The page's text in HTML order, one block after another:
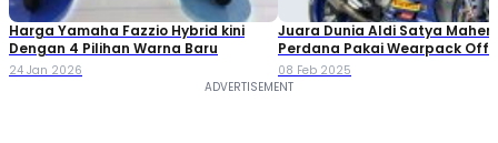
Harga Yamaha Fazzio Hybrid kini
Dengan 4 Pilihan Warna Baru
24 Jan 2026
Juara Dunia Aldi Satya
Perdana Pakai Wearpack
08 Feb 2025